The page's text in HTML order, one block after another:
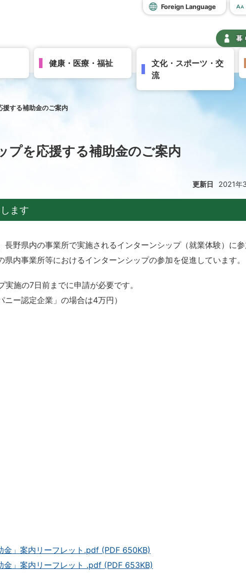
Foreign Language
暮
健康・医療・福祉
文化・スポーツ・交
流
援する補助金のご案内
プを応援する補助金のご案内
更新日 2021年
ます
野県内の事業所で実施されるインターンシップ（就業体験）に
内事業所等におけるインターンシップの参加を促進しています。
施の7日前までに申請が必要です。
ー認定企業」の場合は4万円）
金」案内リーフレット.pdf (PDF 650KB)
金」案内リーフレット .pdf (PDF 653KB)